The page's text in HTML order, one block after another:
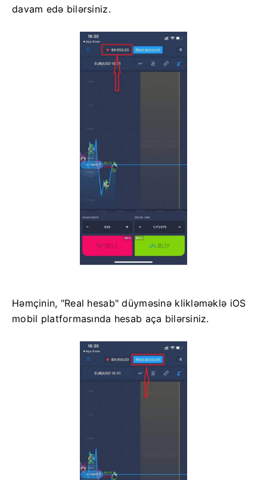
davam edə bilərsiniz.
Həmçinin, "Real hesab" düyməsinə klikləməklə iOS
mobil platformasında hesab aça bilərsiniz.